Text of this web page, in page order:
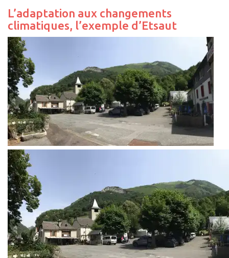
L’adaptation aux changements
climatiques, l’exemple d’Etsaut